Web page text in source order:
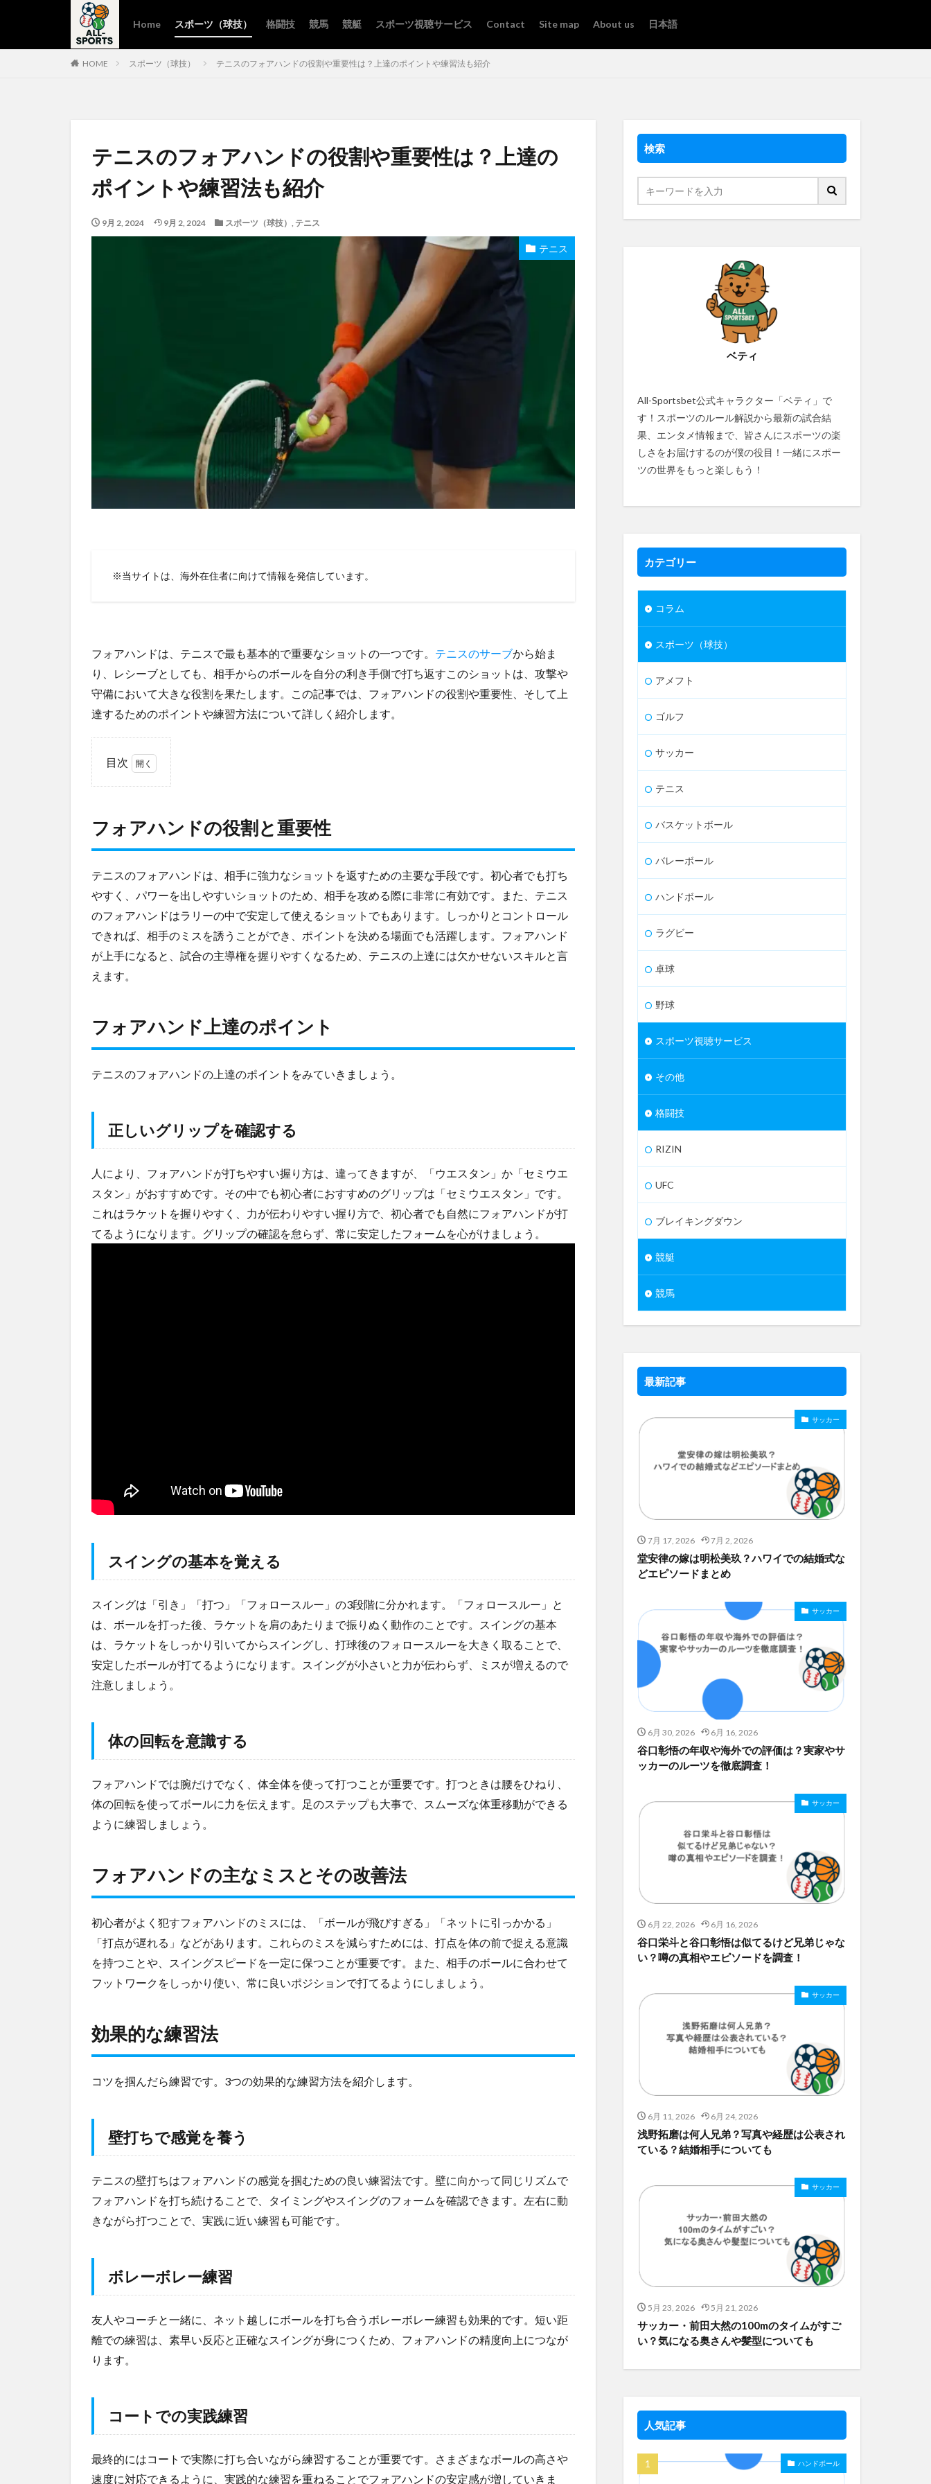
Home スポーツ（球技） 格闘技 競馬 競艇 スポーツ視聴サービス Contact Site map About us 日本語
HOME スポーツ（球技） テニスのフォアハンドの役割や重要性は？上達のポイントや練習法も紹介
テニスのフォアハンドの役割や重要性は？上達の
ポイントや練習法も紹介
9月 2, 2024 9月 2, 2024 スポーツ（球技） , テニス
テニス
※当サイトは、海外在住者に向けて情報を発信しています。
フォアハンドは、テニスで最も基本的で重要なショットの一つです。 テニスのサーブから始ま
り、レシーブとしても、相手からのボールを自分の利き手側で打ち返すこのショットは、攻撃や
守備において大きな役割を果たします。この記事では、フォアハンドの役割や重要性、そして上
達するためのポイントや練習方法について詳しく紹介します。
目次
ア
ド
役
割
と
重
要
性
ォ
ン
の
ン
ト
2.1
正し
いグ
を意
識す
ォ
ア
ン
主
な
ミ
の
法
4
効
な
練
習
壁打
ちで
感覚
4.2
レー
コー
践練
5
フォアハンドの役割と重要性
テニスのフォアハンドは、相手に強力なショットを返すための主要な手段です。初心者でも打ち
やすく、パワーを出しやすいショットのため、相手を攻める際に非常に有効です。また、テニス
のフォアハンドはラリーの中で安定して使えるショットでもあります。しっかりとコントロール
できれば、相手のミスを誘うことができ、ポイントを決める場面でも活躍します。フォアハンド
が上手になると、試合の主導権を握りやすくなるため、テニスの上達には欠かせないスキルと言
えます。
フォアハンド上達のポイント
テニスのフォアハンドの上達のポイントをみていきましょう。
正しいグリップを確認する
人により、フォアハンドが打ちやすい握り方は、違ってきますが、「ウエスタン」か「セミウエ
スタン」がおすすめです。その中でも初心者におすすめのグリップは「セミウエスタン」です。
これはラケットを握りやすく、力が伝わりやすい握り方で、初心者でも自然にフォアハンドが打
てるようになります。グリップの確認を怠らず、常に安定したフォームを心がけましょう。
スイングの基本を覚える
スイングは「引き」「打つ」「フォロースルー」の3段階に分かれます。「フォロースルー」と
は、ボールを打った後、ラケットを肩のあたりまで振りぬく動作のことです。スイングの基本
は、ラケットをしっかり引いてからスイングし、打球後のフォロースルーを大きく取ることで、
安定したボールが打てるようになります。スイングが小さいと力が伝わらず、ミスが増えるので
注意しましょう。
体の回転を意識する
フォアハンドでは腕だけでなく、体全体を使って打つことが重要です。打つときは腰をひねり、
体の回転を使ってボールに力を伝えます。足のステップも大事で、スムーズな体重移動ができる
ように練習しましょう。
フォアハンドの主なミスとその改善法
初心者がよく犯すフォアハンドのミスには、「ボールが飛びすぎる」「ネットに引っかかる」
「打点が遅れる」などがあります。これらのミスを減らすためには、打点を体の前で捉える意識
を持つことや、スイングスピードを一定に保つことが重要です。また、相手のボールに合わせて
フットワークをしっかり使い、常に良いポジションで打てるようにしましょう。
効果的な練習法
コツを掴んだら練習です。3つの効果的な練習方法を紹介します。
壁打ちで感覚を養う
テニスの壁打ちはフォアハンドの感覚を掴むための良い練習法です。壁に向かって同じリズムで
フォアハンドを打ち続けることで、タイミングやスイングのフォームを確認できます。左右に動
きながら打つことで、実践に近い練習も可能です。
ボレーボレー練習
友人やコーチと一緒に、ネット越しにボールを打ち合うボレーボレー練習も効果的です。短い距
離での練習は、素早い反応と正確なスイングが身につくため、フォアハンドの精度向上につなが
ります。
コートでの実践練習
最終的にはコートで実際に打ち合いながら練習することが重要です。さまざまなボールの高さや
速度に対応できるように、実践的な練習を重ねることでフォアハンドの安定感が増していきま
検索
ベティ
All-Sportsbet公式キャラクター「ベティ」で
す！スポーツのルール解説から最新の試合結
果、エンタメ情報まで、皆さんにスポーツの楽
しさをお届けするのが僕の役目！一緒にスポー
ツの世界をもっと楽しもう！
カテゴリー
コラム
スポーツ（球技）
アメフト
ゴルフ
サッカー
テニス
バスケットボール
バレーボール
ハンドボール
ラグビー
卓球
野球
スポーツ視聴サービス
その他
格闘技
RIZIN
UFC
ブレイキングダウン
競艇
競馬
最新記事
サッカー
7月 17, 2026 7月 2, 2026
堂安律の嫁は明松美玖？ハワイでの結婚式な
どエピソードまとめ
サッカー
6月 30, 2026 6月 16, 2026
谷口彰悟の年収や海外での評価は？実家やサ
ッカーのルーツを徹底調査！
サッカー
6月 22, 2026 6月 16, 2026
谷口栄斗と谷口彰悟は似てるけど兄弟じゃな
い？噂の真相やエピソードを調査！
サッカー
6月 11, 2026 6月 24, 2026
浅野拓磨は何人兄弟？写真や経歴は公表され
ている？結婚相手についても
サッカー
5月 23, 2026 5月 21, 2026
サッカー・前田大然の100mのタイムがすご
い？気になる奥さんや髪型についても
人気記事
ハンドボール